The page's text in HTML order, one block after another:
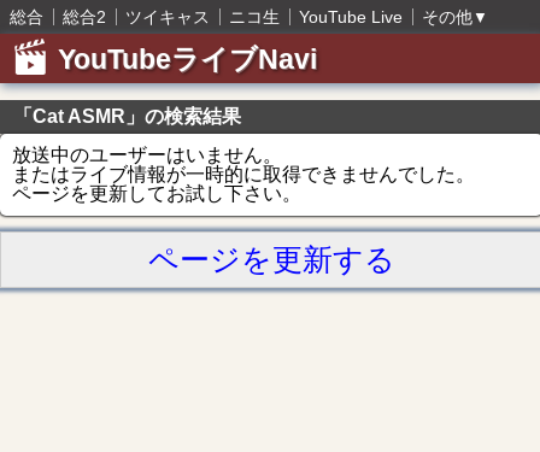
総合 総合2 ツイキャス ニコ生 YouTube Live その他▼
YouTubeライブNavi
「Cat ASMR」の検索結果
放送中のユーザーはいません。
またはライブ情報が一時的に取得できませんでした。
ページを更新してお試し下さい。
ページを更新する